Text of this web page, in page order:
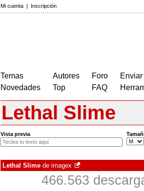
Mi cuenta | Inscripción
Temas
Novedades
Autores
Top
Foro
FAQ
Lethal Slime
Vista previa
Lethal Slime de imagex
466.563